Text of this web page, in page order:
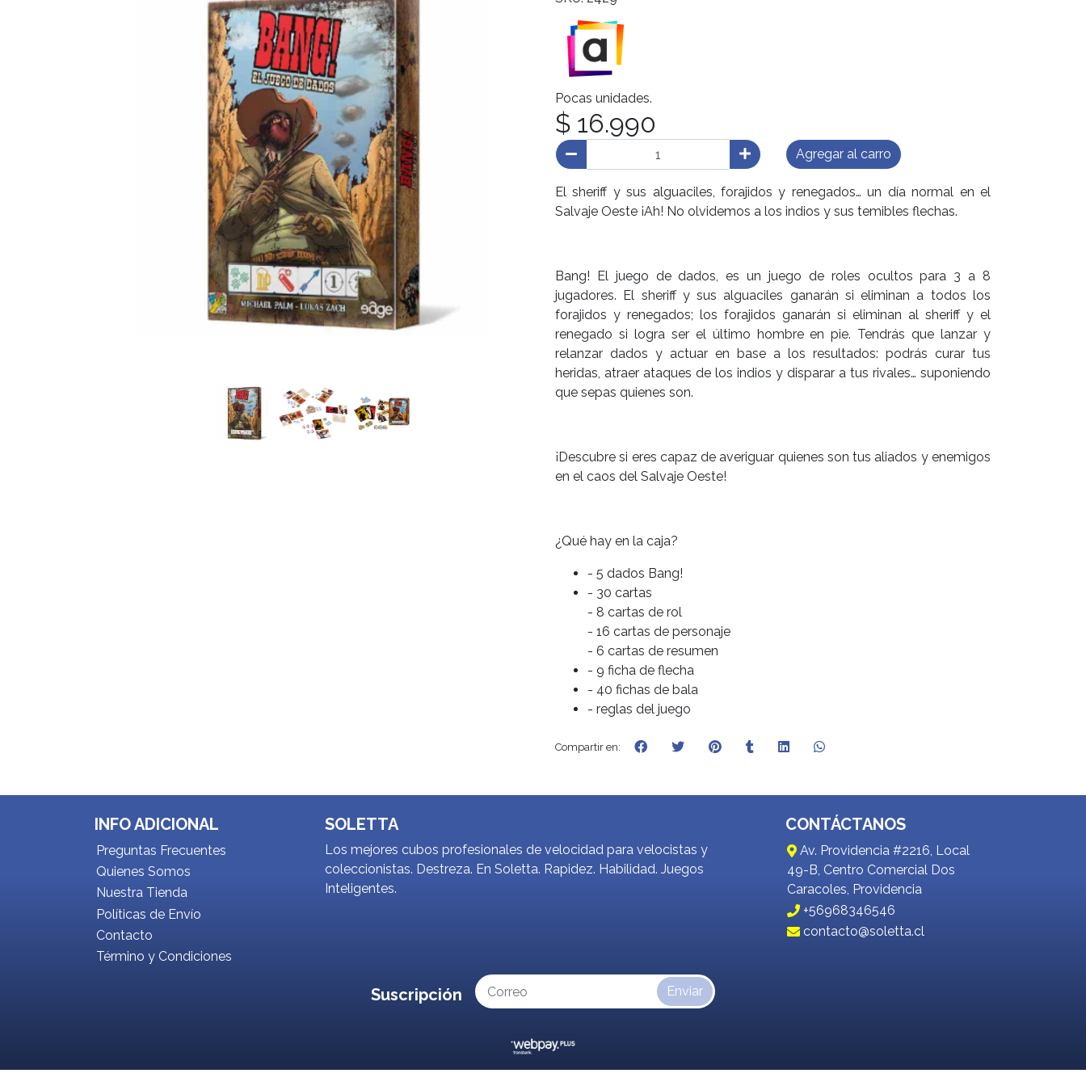
Pocas unidades.
$ 16.990
Agregar al carro
El sheriff y sus alguaciles, forajidos y renegados… un día normal en el
Salvaje Oeste ¡Ah! No olvidemos a los indios y sus temibles flechas.
Bang! El juego de dados, es un juego de roles ocultos para 3 a 8
jugadores. El sheriff y sus alguaciles ganarán si eliminan a todos los
forajidos y renegados; los forajidos ganarán si eliminan al sheriff y el
renegado si logra ser el último hombre en pie. Tendrás que lanzar y
relanzar dados y actuar en base a los resultados: podrás curar tus
heridas, atraer ataques de los indios y disparar a tus rivales… suponiendo
que sepas quienes son.
¡Descubre si eres capaz de averiguar quienes son tus aliados y enemigos
en el caos del Salvaje Oeste!
¿Qué hay en la caja?
- 5 dados Bang!
- 30 cartas
- 8 cartas de rol
- 16 cartas de personaje
- 6 cartas de resumen
- 9 ficha de flecha
- 40 fichas de bala
- reglas del juego
Compartir en:
INFO ADICIONAL
Preguntas Frecuentes
Quienes Somos
Nuestra Tienda
Políticas de Envío
Contacto
Término y Condiciones
SOLETTA
Los mejores cubos profesionales de velocidad para velocistas y
coleccionistas. Destreza. En Soletta. Rapidez. Habilidad. Juegos
Inteligentes.
CONTÁCTANOS
Av. Providencia #2216, Local
49-B, Centro Comercial Dos
Caracoles, Providencia
+56968346546
contacto@soletta.cl
Suscripción Enviar